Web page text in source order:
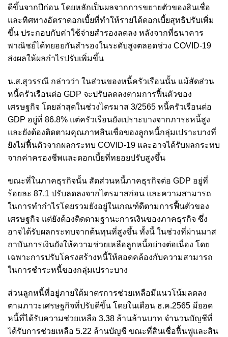
ดีขึ้นจากปีก่อน โดยหลักเป็นผลจากการขยายตัวของสินเชื่อ
และทิศทางอัตราดอกเบี้ยที่ทำให้รายได้ดอกเบี้ยสุทธิปรับเพิ่ม
ขึ้น ประกอบกับค่าใช้จ่ายสำรองลดลง หลังจากที่ธนาคาร
พาณิชย์ได้ทยอยกันสำรองในระดับสูงตลอดช่วง COVID-19
ส่งผลให้ผลกำไรปรับเพิ่มขึ้น
น.ส.สุวรรณี กล่าวว่า ในส่วนของหนี้ครัวเรือนนั้น แม้สัดส่วน
หนี้ครัวเรือนต่อ GDP จะปรับลดลงตามการฟื้นตัวของ
เศรษฐกิจ โดยล่าสุดในช่วงไตรมาส 3/2565 หนี้ครัวเรือนต่อ
GDP อยู่ที่ 86.8% แต่ครัวเรือนยังเปราะบางจากภาระหนี้สูง
และยังต้องติดตามคุณภาพสินเชื่อของลูกหนี้กลุ่มเปราะบางที่
ยังไม่ฟื้นตัวจากผลกระทบ COVID-19 และอาจได้รับผลกระทบ
จากค่าครองชีพและดอกเบี้ยที่ทยอยปรับสูงขึ้น
ขณะที่ในภาคธุรกิจนั้น สัดส่วนหนี้ภาคธุรกิจต่อ GDP อยู่ที่
ร้อยละ 87.1 ปรับลดลงจากไตรมาสก่อน และความสามารถ
ในการทำกำไรโดยรวมยังอยู่ในเกณฑ์ดีตามการฟื้นตัวของ
เศรษฐกิจ แต่ยังต้องติดตามฐานะการเงินของภาคธุรกิจ ซึ่ง
อาจได้รับผลกระทบจากต้นทุนที่สูงขึ้น ทั้งนี้ ในช่วงที่ผ่านมาส
ถาบันการเงินยังให้ความช่วยเหลือลูกหนี้อย่างต่อเนื่อง โดย
เฉพาะการปรับโครงสร้างหนี้ให้สอดคล้องกับความสามารถ
ในการชำระหนี้ของกลุ่มเปราะบาง
ส่วนลูกหนี้ที่อยู่ภายใต้มาตรการช่วยเหลือมีแนวโน้มลดลง
ตามภาวะเศรษฐกิจที่ปรับดีขึ้น โดยในเดือน ธ.ค.2565 มียอด
หนี้ที่ได้รับความช่วยเหลือ 3.38 ล้านล้านบาท จำนวนบัญชีที่
ได้รับการช่วยเหลือ 5.22 ล้านบัญชี ขณะที่สินเชื่อฟื้นฟูและสิน